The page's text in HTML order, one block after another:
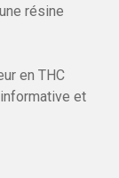
résine
en THC
et